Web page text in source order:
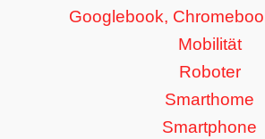
Googlebook,
Mobilität
Roboter
Smarthome
Smartphone